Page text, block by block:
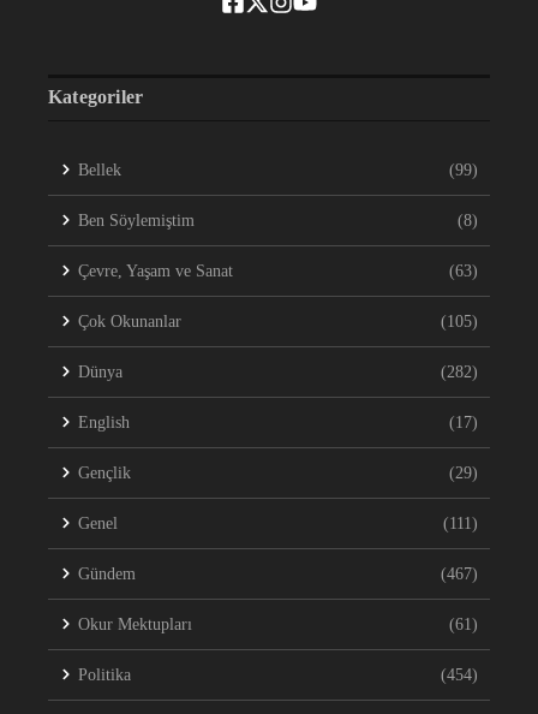
Kategoriler
Bellek (99)
Ben Söylemiştim (8)
Çevre, Yaşam ve Sanat (63)
Çok Okunanlar (105)
Dünya (282)
English (17)
Gençlik (29)
Genel (111)
Gündem (467)
Okur Mektupları (61)
Politika (454)